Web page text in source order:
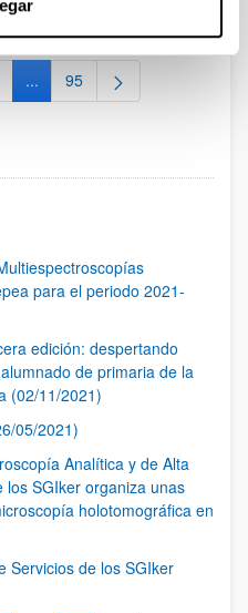
...Páginas intermedias Use TAB
Página
95
para el periodo 2021-
edición: despertando
de primaria de la
(02/11/2021)
05/2021)
Analítica y de Alta
los SGIker organiza unas
holotomográfica en
Servicios de los SGIker